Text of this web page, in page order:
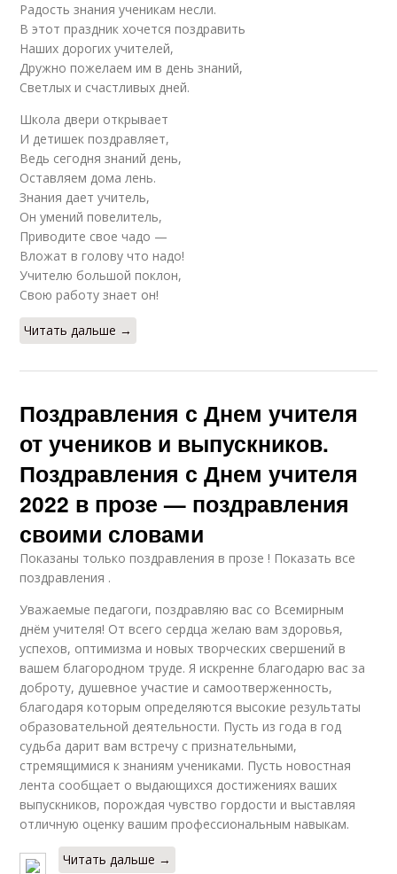
Радость знания ученикам несли.
В этот праздник хочется поздравить
Наших дорогих учителей,
Дружно пожелаем им в день знаний,
Светлых и счастливых дней.
Школа двери открывает
И детишек поздравляет,
Ведь сегодня знаний день,
Оставляем дома лень.
Знания дает учитель,
Он умений повелитель,
Приводите свое чадо —
Вложат в голову что надо!
Учителю большой поклон,
Свою работу знает он!
Читать дальше →
Поздравления с Днем учителя
от учеников и выпускников.
Поздравления с Днем учителя
2022 в прозе — поздравления
своими словами
Показаны только поздравления в прозе ! Показать все
поздравления .
Уважаемые педагоги, поздравляю вас со Всемирным
днём учителя! От всего сердца желаю вам здоровья,
успехов, оптимизма и новых творческих свершений в
вашем благородном труде. Я искренне благодарю вас за
доброту, душевное участие и самоотверженность,
благодаря которым определяются высокие результаты
образовательной деятельности. Пусть из года в год
судьба дарит вам встречу с признательными,
стремящимися к знаниям учениками. Пусть новостная
лента сообщает о выдающихся достижениях ваших
выпускников, порождая чувство гордости и выставляя
отличную оценку вашим профессиональным навыкам.
Читать дальше →